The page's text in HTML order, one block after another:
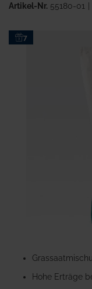
Zum7
Anfang
Bildgalerie
Artikel-Nr. 55180-01
Hohe Erträge